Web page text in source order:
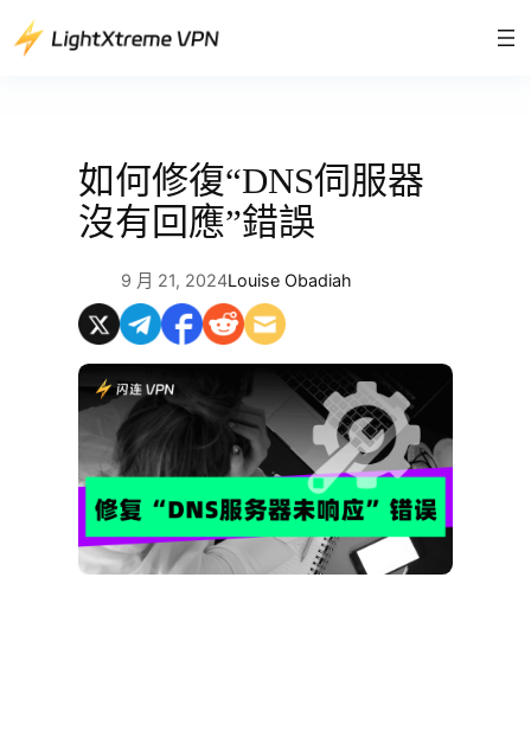
至
如何修復“DNS伺服器
沒有回應”錯誤
9 月 21, 2024Louise Obadiah